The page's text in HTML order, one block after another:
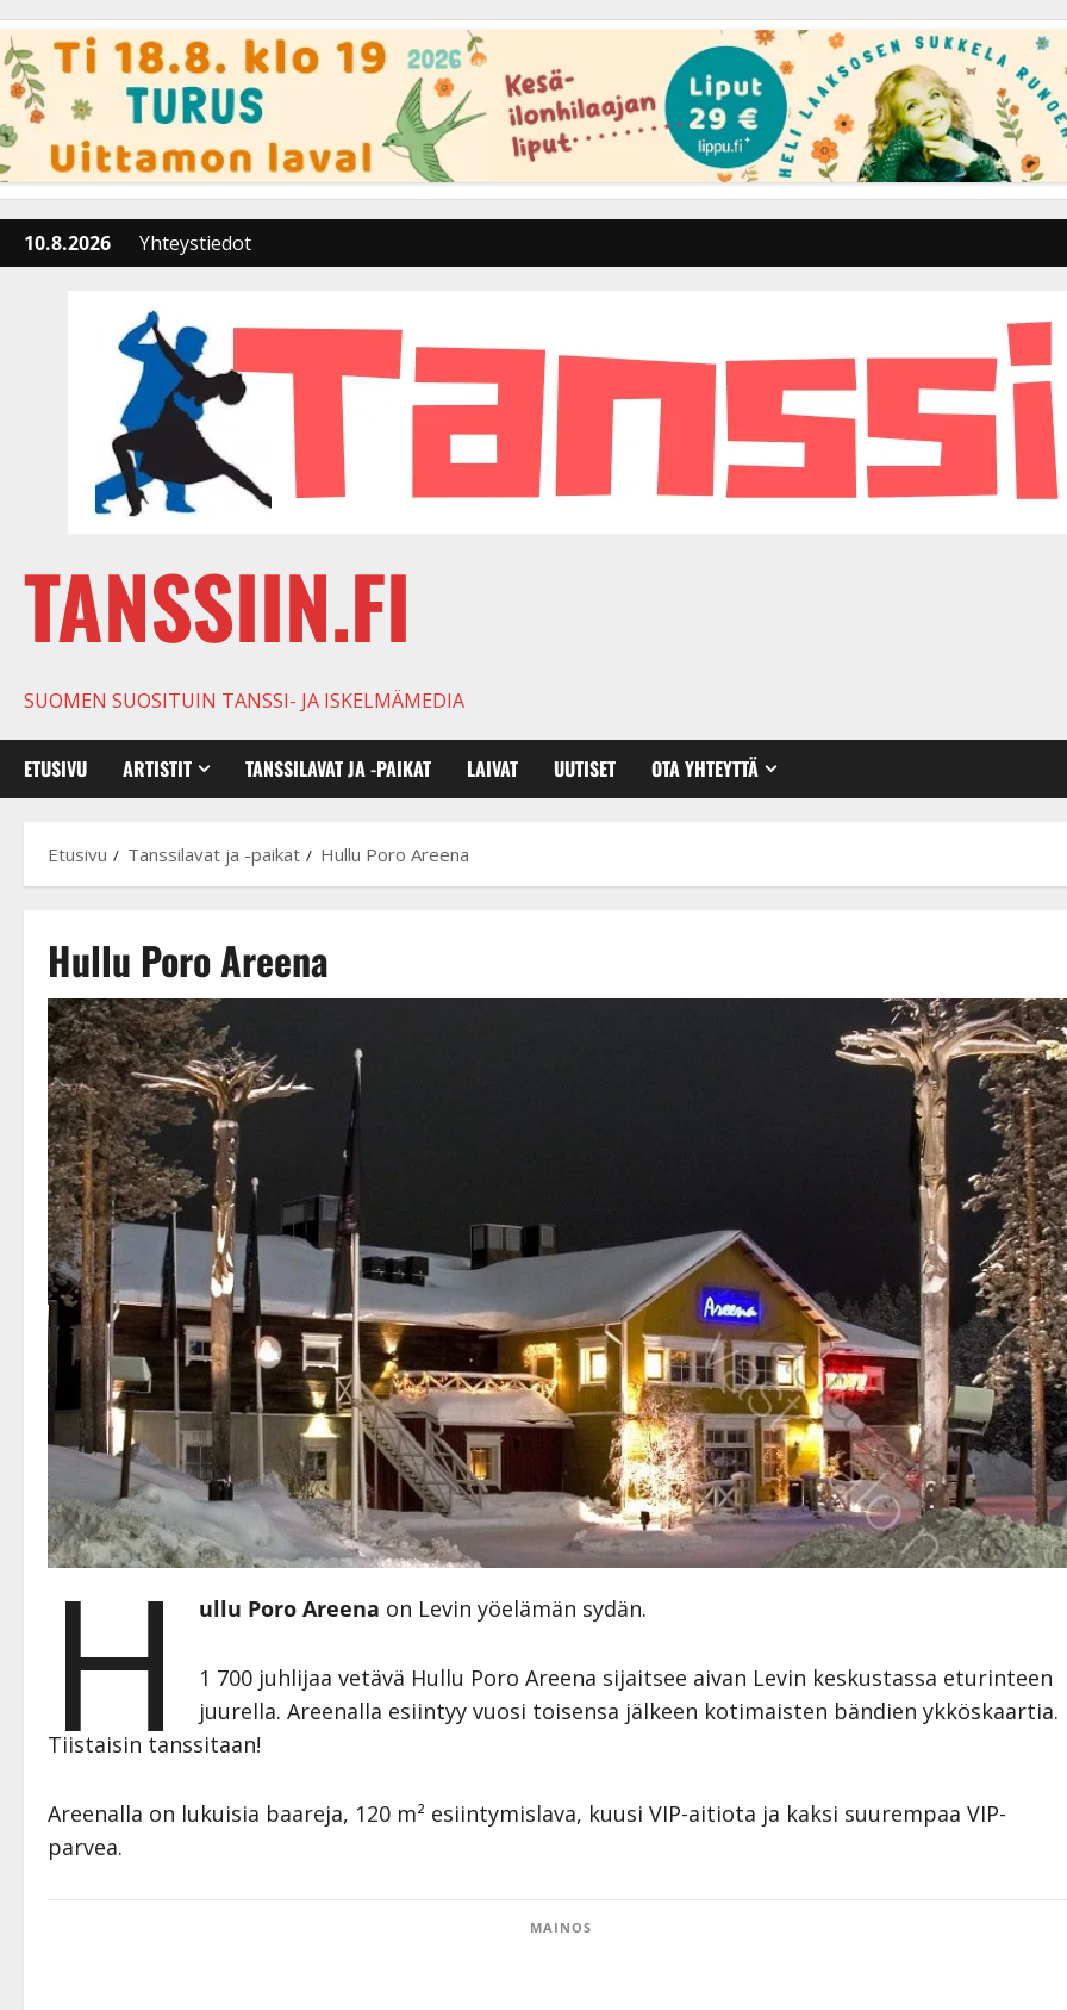
to
content
10.8.2026 Yhteystiedot
TANSSIIN.FI
SUOMEN SUOSITUIN TANSSI- JA ISKELMÄMEDIA
ETUSIVU ARTISTIT TANSSILAVAT JA -PAIKAT LAIVAT UUTISET OTA YHTEYTTÄ
Etusivu Tanssilavat ja -paikat Hullu Poro Areena
Hullu Poro Areena
H ullu Poro Areena on Levin yöelämän sydän.
1 700 juhlijaa vetävä Hullu Poro Areena sijaitsee aivan Levin keskustassa eturinteen
juurella. Areenalla esiintyy vuosi toisensa jälkeen kotimaisten bändien ykköskaartia.
Tiistaisin tanssitaan!
Areenalla on lukuisia baareja, 120 m² esiintymislava, kuusi VIP-aitiota ja kaksi suurempaa VIP-
parvea.
MAINOS